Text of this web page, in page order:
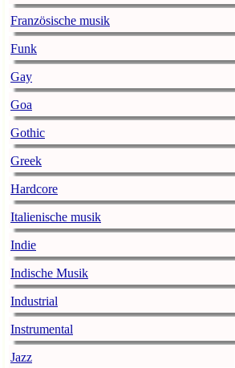
Französische musik
Funk
Gay
Goa
Gothic
Greek
Hardcore
Italienische musik
Indie
Indische Musik
Industrial
Instrumental
Jazz